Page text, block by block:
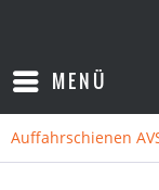
MENÜ
Auffahrschienen